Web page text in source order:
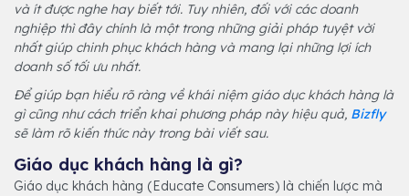
và ít được nghe hay biết tới. Tuy nhiên, đối với các doanh
nghiệp thì đây chính là một trong những giải pháp tuyệt vời
nhất giúp chinh phục khách hàng và mang lại những lợi ích
doanh số tối ưu nhất.
Để giúp bạn hiểu rõ ràng về khái niệm giáo dục khách hàng là
gì cũng như cách triển khai phương pháp này hiệu quả, Bizfly
sẽ làm rõ kiến thức này trong bài viết sau.
Giáo dục khách hàng là gì?
Giáo dục khách hàng (Educate Consumers) là chiến lược mà